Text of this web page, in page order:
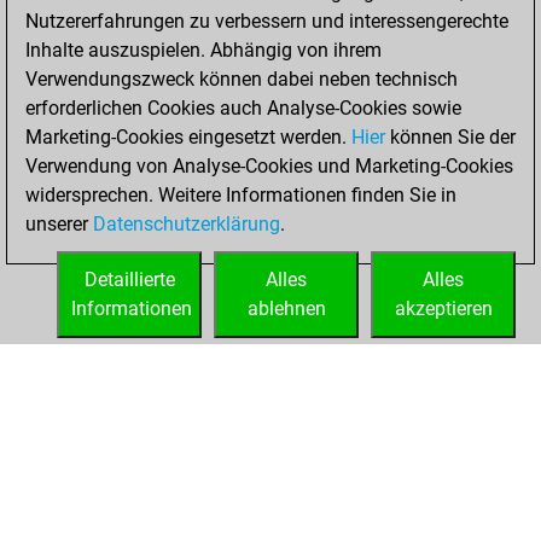
meisterzugzzwang 1184 1 b
bolero 1577 0 b
chessisforme 1575 1 w
apophis2029 1280 0 b
fuerteventura 1477 1 w
regulus2 1321 1 b
gucky- 1460 1 b
siriusly 1511 r b
rik113 1638 0 w
michling666
1362 b
woti-knight 1345 1 w
STARTSEITE ERFOLGE
Nutzererfahrungen zu verbessern und interessengerechte
Inhalte auszuspielen. Abhängig von ihrem
Verwendungszweck können dabei neben technisch
erforderlichen Cookies auch Analyse-Cookies sowie
Marketing-Cookies eingesetzt werden. Hierkönnen Sie der
Verwendung von Analyse-Cookies und Marketing-Cookies
widersprechen. Weitere Informationen finden Sie in
unserer Datenschutzerklärung.
Alles
akzeptieren
Alles
ablehnen
Detaillierte
Informationen